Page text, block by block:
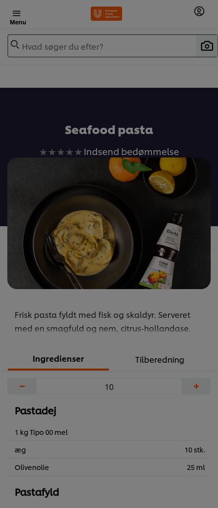
Menu
Hvad søger du efter?
Seafood pasta
Ingen
bedømmelser
indsendt
denne
recipe
Indsend bedømmelse
Frisk pasta fyldt med fisk og skaldyr. Serveret
med en smagfuld og nem, citrus-hollandase.
Ingredienser Tilberedning
− +
Pastadej
1 kg Tipo 00 mel
æg
10 stk.
Olivenolie
25 ml
Pastafyld